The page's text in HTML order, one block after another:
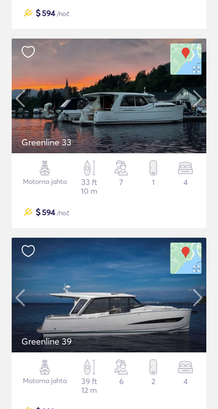
$594/noč
Greenline 33
Motorna jahta
33 ft
10 m
7 1 4
$594/noč
Greenline 39
Motorna jahta
39 ft
12 m
6 2 4